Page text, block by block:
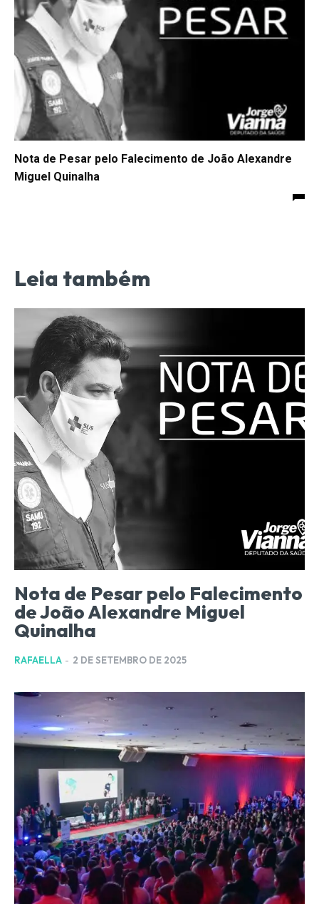
Nota de Pesar pelo Falecimento de João Alexandre
Miguel Quinalha
Leia também
Nota de Pesar pelo Falecimento
de João Alexandre Miguel
Quinalha
RAFAELLA - 2 DE SETEMBRO DE 2025